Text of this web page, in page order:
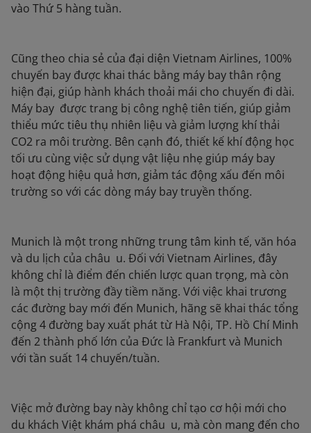
vào Thứ 5 hàng tuần.
Cũng theo chia sẻ của đại diện Vietnam Airlines, 100%
chuyến bay được khai thác bằng máy bay thân rộng
hiện đại, giúp hành khách thoải mái cho chuyến đi dài.
Máy bay được trang bị công nghệ tiên tiến, giúp giảm
thiểu mức tiêu thụ nhiên liệu và giảm lượng khí thải
CO2 ra môi trường. Bên cạnh đó, thiết kế khí động học
tối ưu cùng việc sử dụng vật liệu nhẹ giúp máy bay
hoạt động hiệu quả hơn, giảm tác động xấu đến môi
trường so với các dòng máy bay truyền thống.
Munich là một trong những trung tâm kinh tế, văn hóa
và du lịch của châu u. Đối với Vietnam Airlines, đây
không chỉ là điểm đến chiến lược quan trọng, mà còn
là một thị trường đầy tiềm năng. Với việc khai trương
các đường bay mới đến Munich, hãng sẽ khai thác tổng
cộng 4 đường bay xuất phát từ Hà Nội, TP. Hồ Chí Minh
đến 2 thành phố lớn của Đức là Frankfurt và Munich
với tần suất 14 chuyến/tuần.
Việc mở đường bay này không chỉ tạo cơ hội mới cho
du khách Việt khám phá châu u, mà còn mang đến cho